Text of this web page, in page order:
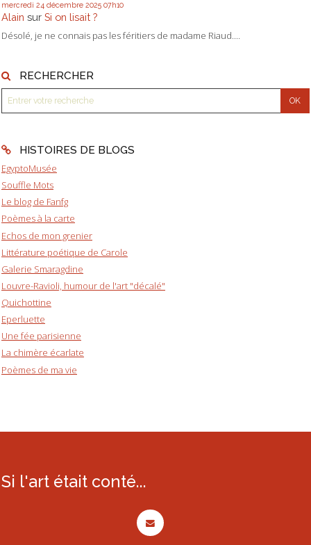
mercredi 24 décembre 2025 07h10
Alain sur Si on lisait ?
Désolé, je ne connais pas les féritiers de madame Riaud....
RECHERCHER
HISTOIRES DE BLOGS
EgyptoMusée
Souffle Mots
Le blog de Fanfg
Poèmes à la carte
Echos de mon grenier
Littérature poétique de Carole
Galerie Smaragdine
Louvre-Ravioli, humour de l'art "décalé"
Quichottine
Eperluette
Une fée parisienne
La chimère écarlate
Poèmes de ma vie
Si l'art était conté...